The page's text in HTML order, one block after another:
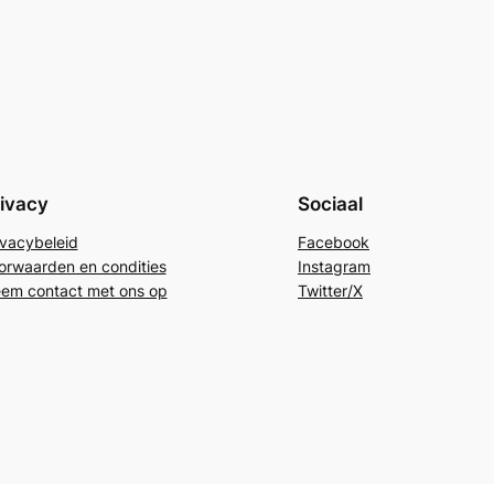
en condities
contact met ons op
Sociaal
Facebook
Instagram
Twitter/X